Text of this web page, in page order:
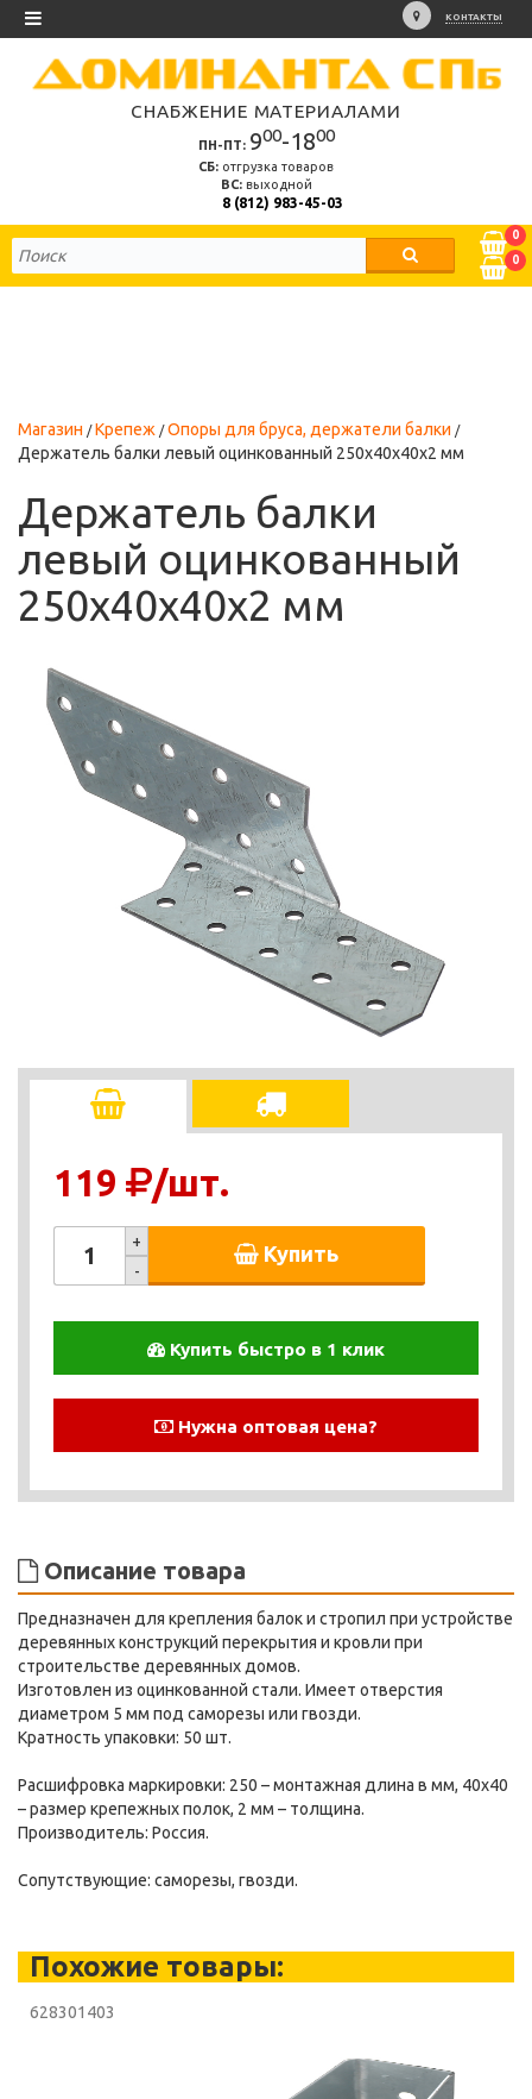
КОНТАКТЫ
СНАБЖЕНИЕ МАТЕРИАЛАМИ
ПН-ПТ: 900-1800
СБ: отгрузка товаров
ВС:выходной
8 (812) 983-45-03
0
0
Магазин Крепеж
Опоры для бруса, держатели балки
Держатель балки левый оцинкованный 250х40х40х2 мм
Держатель балки
левый оцинкованный
250х40х40х2 мм
119 /шт.
+
-
Купить
Купить быстро в 1 клик
Нужна оптовая цена?
Описание товара
Предназначен для крепления балок и стропил при устройстве
деревянных конструкций перекрытия и кровли при
строительстве деревянных домов.
Изготовлен из оцинкованной стали. Имеет отверстия
диаметром 5 мм под саморезы или гвозди.
Кратность упаковки: 50 шт.
Расшифровка маркировки: 250 – монтажная длина в мм, 40х40
– размер крепежных полок, 2 мм – толщина.
Производитель: Россия.
Сопутствующие: саморезы, гвозди.
Похожие товары:
628301403